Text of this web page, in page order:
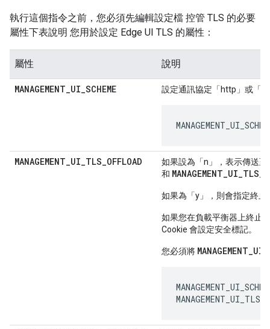
執行這個指令之前，您必須先編輯設定檔 控管 TLS 的必要
屬性下表說明 您用於設定 Edge UI TLS 的屬性：
屬性 說明
MANAGEMENT_UI_SCHEME 設定通訊協定「http」或「
MANAGEMENT_UI_TLS_OFFLOAD
如果設為「n」，表示傳送至
和
如果為「y」，則會指定終止
如果您在負載平衡器上終止
Cookie 會設定安全標記。
您必須將